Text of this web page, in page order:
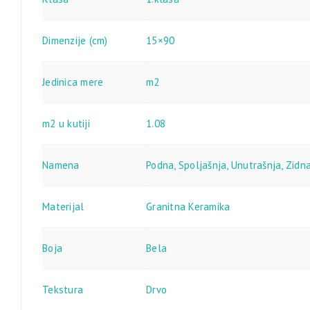
Dimenzije (cm) 15×90
Jedinica mere m2
m2 u kutiji 1.08
Namena Podna, Spoljašnja, Unutrašnja,
Materijal Granitna Keramika
Boja Bela
Tekstura Drvo